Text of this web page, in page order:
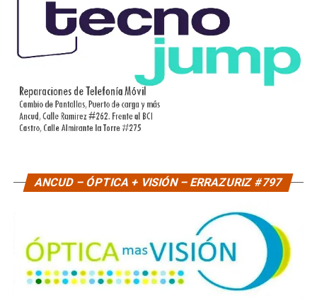
ANCUD – ÓPTICA + VISIÓN – ERRAZURIZ #797